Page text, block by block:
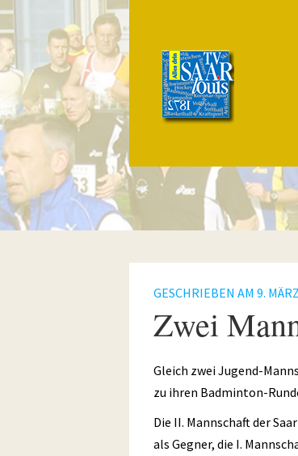
GESCHRIEBEN AM 9.
Zwei
Gleich zwei Jugend-
zu ihren Badminton-
Die II. Mannschaft der
als Gegner, die I.